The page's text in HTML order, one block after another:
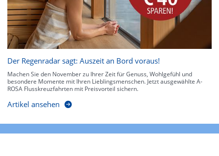
Der Regenradar sagt: Auszeit an Bord voraus!
Machen Sie den November zu Ihrer Zeit für Genuss, Wohlgefühl und
besondere Momente mit Ihren Lieblingsmenschen. Jetzt ausgewählte A-
ROSA Flusskreuzfahrten mit Preisvorteil sichern.
Artikel ansehen